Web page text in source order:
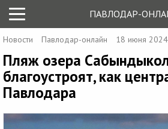
ПАВЛОДАР-
Новости Павлодар-онлайн 18 июня
Пляж озера
благоустроят, как
Павлодара